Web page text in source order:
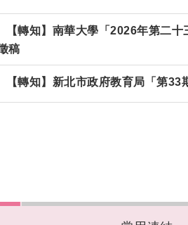
【轉知】南華大學「2026年第二
稿
【轉知】新北市政府教育局「第33